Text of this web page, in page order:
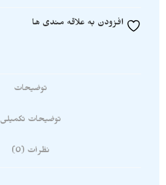
افزودن به علاقه مندی ها
توضیحات
توضیحات تکمیلی
نظرات (0)